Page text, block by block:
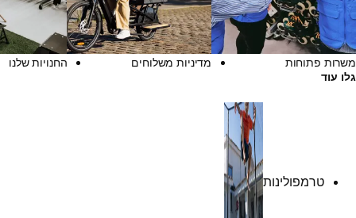
משרות פתוחות מדיניות משלוחים
החנויות שלנו
גלו עוד
טרמפולינות